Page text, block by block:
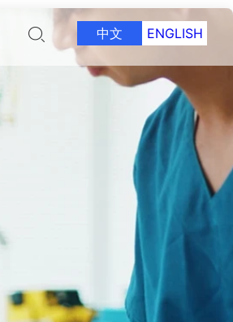
中文 ENGLISH